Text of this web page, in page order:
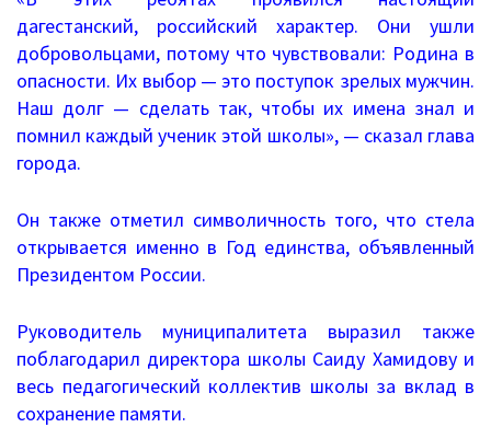
РИС ЭОД
Программа развития
Августовские доклады
Психолого-педагогический класс
Дистанционное образование
Дошкольное образование
Перечень информационных систем
Всероссийская олимпиада школьников
Деятельность
дагестанский, российский характер. Они ушли
добровольцами, потому что чувствовали: Родина в
опасности. Их выбор — это поступок зрелых мужчин.
Наш долг — сделать так, чтобы их имена знал и
помнил каждый ученик этой школы», — сказал глава
города.
Он также отметил символичность того, что стела
открывается именно в Год единства, объявленный
Президентом России.
Руководитель муниципалитета выразил также
поблагодарил директора школы Саиду Хамидову и
весь педагогический коллектив школы за вклад в
сохранение памяти.